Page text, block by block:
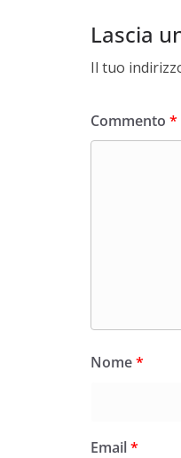
Lascia
Il tuo
Commento *
Nome*
Email*